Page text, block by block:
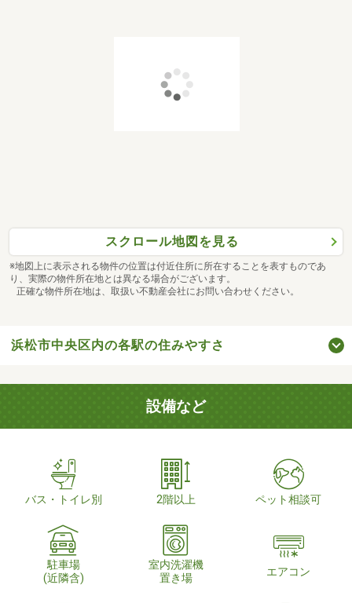
スクロール地図を見る
※地図上に表示される物件の位置は付近住所に所在することを表すものであ
り、実際の物件所在地とは異なる場合がございます。
正確な物件所在地は、取扱い不動産会社にお問い合わせください。
浜松市中央区内の各駅の住みやすさ
設備など
バス・トイレ別 2階以上 ペット相談可
駐車場
(近隣含)
室内洗濯機
置き場
エアコン